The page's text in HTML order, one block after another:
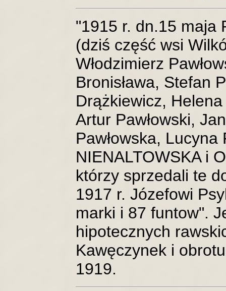
"1915 r. dn.15 maja
(dziś część wsi
Włodzimierz
Bronisława, Stefan
Drążkiewicz,
Artur Pawłowski,
Pawłowska, Lucyna
NIENALTOWSKA i
którzy sprzedali te
1917 r. Józefowi
marki i 87 funtow".
hipotecznych
Kawęczynek i
1919.